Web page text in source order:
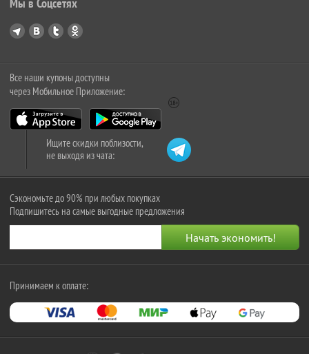
Мы в Соцсетях
Все наши купоны доступны
через Мобильное Приложение:
Ищите скидки поблизости,
не выходя из чата:
Сэкономьте до 90% при любых покупках
Подпишитесь на самые выгодные предложения
Принимаем к оплате: